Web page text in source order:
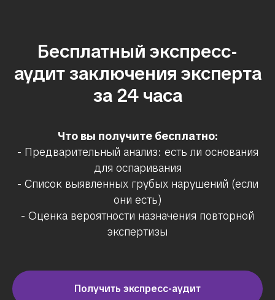
Бесплатный экспресс-
аудит заключения эксперта
за 24 часа
Что вы получите бесплатно:
- Предварительный анализ: есть ли основания
для оспаривания
- Список выявленных грубых нарушений (если
они есть)
- Оценка вероятности назначения повторной
экспертизы
Получить экспресс-аудит